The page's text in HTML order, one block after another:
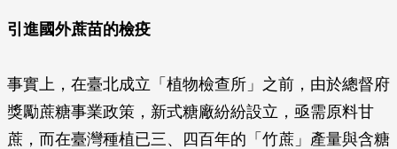
引進國外蔗苗的檢疫
事實上，在臺北成立「植物檢查所」之前，由於總督府
獎勵蔗糖事業政策，新式糖廠紛紛設立，亟需原料甘
蔗，而在臺灣種植已三、四百年的「竹蔗」產量與含糖